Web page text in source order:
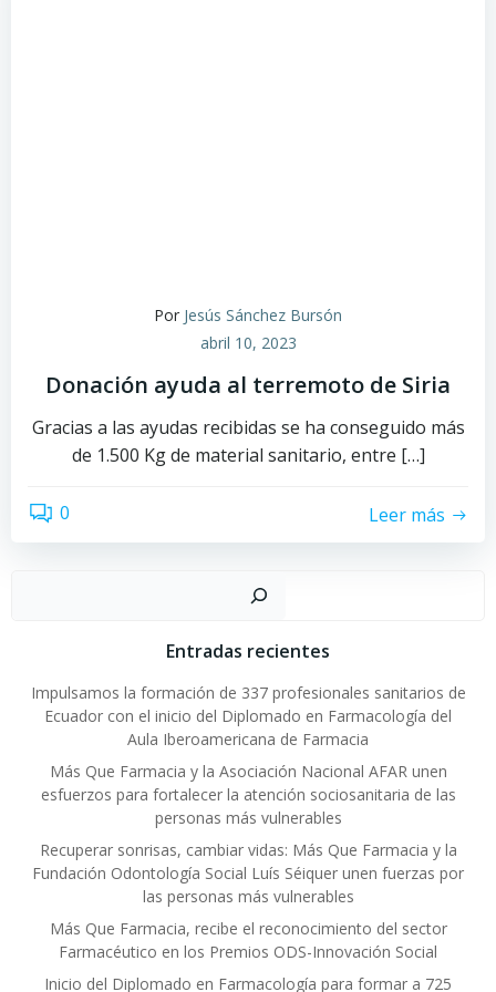
Por Jesús Sánchez Bursón
abril 10, 2023
Donación ayuda al terremoto de Siria
Gracias a las ayudas recibidas se ha conseguido más
de 1.500 Kg de material sanitario, entre […]
0 Leer más
Buscar
Entradas recientes
Impulsamos la formación de 337 profesionales sanitarios de
Ecuador con el inicio del Diplomado en Farmacología del
Aula Iberoamericana de Farmacia
Más Que Farmacia y la Asociación Nacional AFAR unen
esfuerzos para fortalecer la atención sociosanitaria de las
personas más vulnerables
Recuperar sonrisas, cambiar vidas: Más Que Farmacia y la
Fundación Odontología Social Luís Séiquer unen fuerzas por
las personas más vulnerables
Más Que Farmacia, recibe el reconocimiento del sector
Farmacéutico en los Premios ODS-Innovación Social
Inicio del Diplomado en Farmacología para formar a 725